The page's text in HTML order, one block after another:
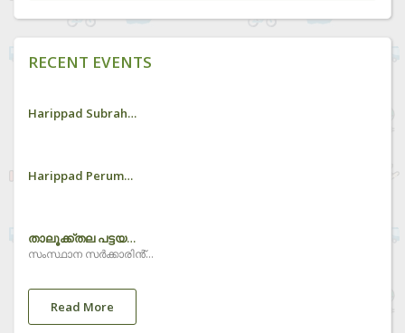
RECENT EVENTS
Harippad Subrahmanya Swamy Temple
Harippad Perumkulam
താലൂക്ക്തല പട്ടയമേള ഹരിപ്പാട്ട്
സംസ്ഥാന സർക്കാരിൻ്റെ നൂറുദിന കർമ്മ പരിപാടിയുടെ ഭാഗമായി കാർത്തികപ്പള്ളി താലൂക്ക്തല പട്ടയ വിതരണം ഹരിപ്പാട് റവന്യു ടവറിൽ നടന്നു... ബഹു . ഹരിപ്പാട് എം.എൽ.എ ശ്രീ.രമേശ് ചെന്നിത്തല പട്ടയ വിതരണം നിർവ്വഹിച്ചു.
Read More